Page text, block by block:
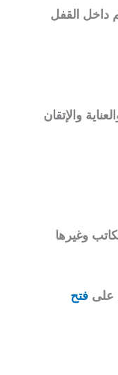
داخل القفل
والإتقان
وغيرها
على فتح